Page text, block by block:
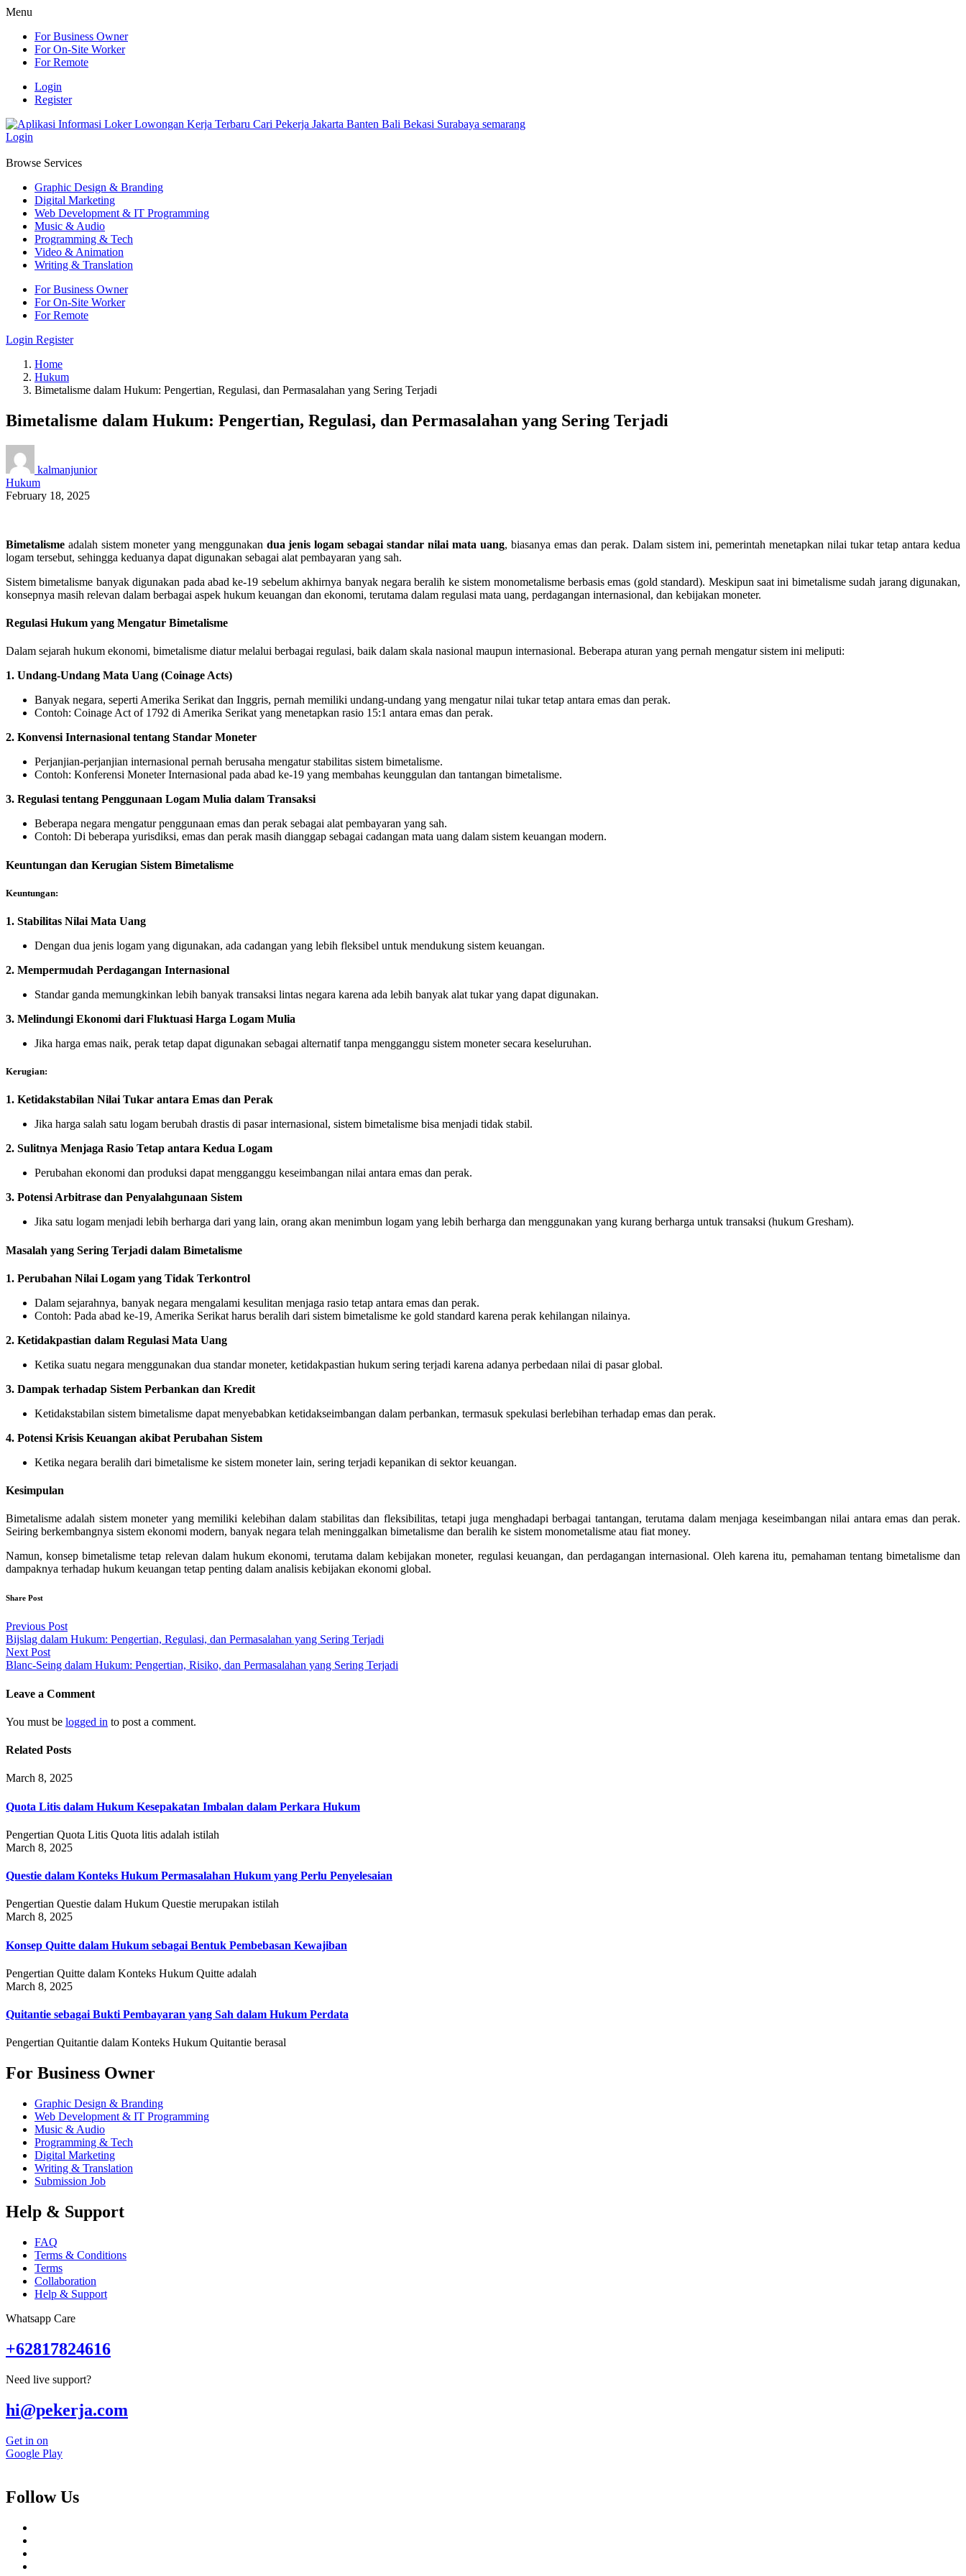
Menu
For Business Owner
For On-Site Worker
For Remote
Login
Register
Login
Browse Services
Graphic Design & Branding
Digital Marketing
Web Development & IT Programming
Music & Audio
Programming & Tech
Video & Animation
Writing & Translation
For Business Owner
For On-Site Worker
For Remote
Login Register
Home
Hukum
Bimetalisme dalam Hukum: Pengertian, Regulasi, dan Permasalahan yang Sering Terjadi
Bimetalisme dalam Hukum: Pengertian, Regulasi, dan Permasalahan yang Sering Terjadi
kalmanjunior
Hukum
February 18, 2025
Bimetalisme adalah sistem moneter yang menggunakan dua jenis logam sebagai standar nilai mata uang, biasanya emas dan perak. Dalam sistem ini, pemerintah menetapkan nilai tukar tetap antara kedua
logam tersebut, sehingga keduanya dapat digunakan sebagai alat pembayaran yang sah.
Sistem bimetalisme banyak digunakan pada abad ke-19 sebelum akhirnya banyak negara beralih ke sistem monometalisme berbasis emas (gold standard). Meskipun saat ini bimetalisme sudah jarang digunakan,
konsepnya masih relevan dalam berbagai aspek hukum keuangan dan ekonomi, terutama dalam regulasi mata uang, perdagangan internasional, dan kebijakan moneter.
Regulasi Hukum yang Mengatur Bimetalisme
Dalam sejarah hukum ekonomi, bimetalisme diatur melalui berbagai regulasi, baik dalam skala nasional maupun internasional. Beberapa aturan yang pernah mengatur sistem ini meliputi:
1. Undang-Undang Mata Uang (Coinage Acts)
Banyak negara, seperti Amerika Serikat dan Inggris, pernah memiliki undang-undang yang mengatur nilai tukar tetap antara emas dan perak.
Contoh: Coinage Act of 1792 di Amerika Serikat yang menetapkan rasio 15:1 antara emas dan perak.
2. Konvensi Internasional tentang Standar Moneter
Perjanjian-perjanjian internasional pernah berusaha mengatur stabilitas sistem bimetalisme.
Contoh: Konferensi Moneter Internasional pada abad ke-19 yang membahas keunggulan dan tantangan bimetalisme.
3. Regulasi tentang Penggunaan Logam Mulia dalam Transaksi
Beberapa negara mengatur penggunaan emas dan perak sebagai alat pembayaran yang sah.
Contoh: Di beberapa yurisdiksi, emas dan perak masih dianggap sebagai cadangan mata uang dalam sistem keuangan modern.
Keuntungan dan Kerugian Sistem Bimetalisme
Keuntungan:
1. Stabilitas Nilai Mata Uang
Dengan dua jenis logam yang digunakan, ada cadangan yang lebih fleksibel untuk mendukung sistem keuangan.
2. Mempermudah Perdagangan Internasional
Standar ganda memungkinkan lebih banyak transaksi lintas negara karena ada lebih banyak alat tukar yang dapat digunakan.
3. Melindungi Ekonomi dari Fluktuasi Harga Logam Mulia
Jika harga emas naik, perak tetap dapat digunakan sebagai alternatif tanpa mengganggu sistem moneter secara keseluruhan.
Kerugian:
1. Ketidakstabilan Nilai Tukar antara Emas dan Perak
Jika harga salah satu logam berubah drastis di pasar internasional, sistem bimetalisme bisa menjadi tidak stabil.
2. Sulitnya Menjaga Rasio Tetap antara Kedua Logam
Perubahan ekonomi dan produksi dapat mengganggu keseimbangan nilai antara emas dan perak.
3. Potensi Arbitrase dan Penyalahgunaan Sistem
Jika satu logam menjadi lebih berharga dari yang lain, orang akan menimbun logam yang lebih berharga dan menggunakan yang kurang berharga untuk transaksi (hukum Gresham).
Masalah yang Sering Terjadi dalam Bimetalisme
1. Perubahan Nilai Logam yang Tidak Terkontrol
Dalam sejarahnya, banyak negara mengalami kesulitan menjaga rasio tetap antara emas dan perak.
Contoh: Pada abad ke-19, Amerika Serikat harus beralih dari sistem bimetalisme ke gold standard karena perak kehilangan nilainya.
2. Ketidakpastian dalam Regulasi Mata Uang
Ketika suatu negara menggunakan dua standar moneter, ketidakpastian hukum sering terjadi karena adanya perbedaan nilai di pasar global.
3. Dampak terhadap Sistem Perbankan dan Kredit
Ketidakstabilan sistem bimetalisme dapat menyebabkan ketidakseimbangan dalam perbankan, termasuk spekulasi berlebihan terhadap emas dan perak.
4. Potensi Krisis Keuangan akibat Perubahan Sistem
Ketika negara beralih dari bimetalisme ke sistem moneter lain, sering terjadi kepanikan di sektor keuangan.
Kesimpulan
Bimetalisme adalah sistem moneter yang memiliki kelebihan dalam stabilitas dan fleksibilitas, tetapi juga menghadapi berbagai tantangan, terutama dalam menjaga keseimbangan nilai antara emas dan perak.
Seiring berkembangnya sistem ekonomi modern, banyak negara telah meninggalkan bimetalisme dan beralih ke sistem monometalisme atau fiat money.
Namun, konsep bimetalisme tetap relevan dalam hukum ekonomi, terutama dalam kebijakan moneter, regulasi keuangan, dan perdagangan internasional. Oleh karena itu, pemahaman tentang bimetalisme dan
dampaknya terhadap hukum keuangan tetap penting dalam analisis kebijakan ekonomi global.
Share Post
Post
navigation
Previous Post
Bijslag dalam Hukum: Pengertian, Regulasi, dan Permasalahan yang Sering Terjadi
Next Post
Blanc-Seing dalam Hukum: Pengertian, Risiko, dan Permasalahan yang Sering Terjadi
Leave a Comment
You must be logged in to post a comment.
Related Posts
March 8, 2025
Quota Litis dalam Hukum Kesepakatan Imbalan dalam Perkara Hukum
Pengertian Quota Litis Quota litis adalah istilah
March 8, 2025
Questie dalam Konteks Hukum Permasalahan Hukum yang Perlu Penyelesaian
Pengertian Questie dalam Hukum Questie merupakan istilah
March 8, 2025
Konsep Quitte dalam Hukum sebagai Bentuk Pembebasan Kewajiban
Pengertian Quitte dalam Konteks Hukum Quitte adalah
March 8, 2025
Quitantie sebagai Bukti Pembayaran yang Sah dalam Hukum Perdata
Pengertian Quitantie dalam Konteks Hukum Quitantie berasal
For Business Owner
Graphic Design & Branding
Web Development & IT Programming
Music & Audio
Programming & Tech
Digital Marketing
Writing & Translation
Submission Job
Help & Support
FAQ
Terms & Conditions
Terms
Collaboration
Help & Support
Whatsapp Care
+62817824616
Need live support?
hi@pekerja.com
Get in on
Google Play
Follow Us